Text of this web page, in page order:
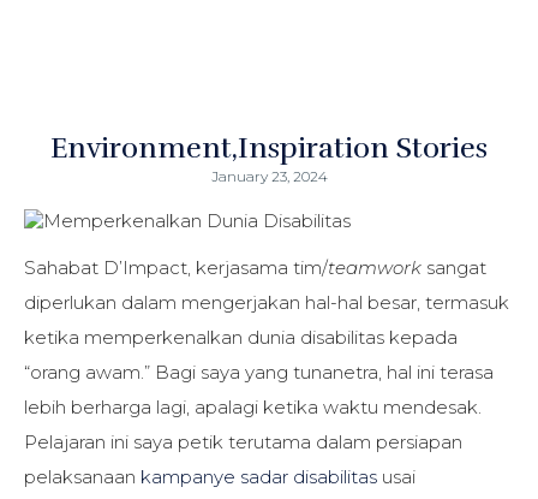
Environment Inspiration Stories
January 23, 2024
Sahabat D’Impact, kerjasama tim/teamwork sangat
diperlukan dalam mengerjakan hal-hal besar, termasuk
ketika memperkenalkan dunia disabilitas kepada
“orang awam.” Bagi saya yang tunanetra, hal ini terasa
lebih berharga lagi, apalagi ketika waktu mendesak.
Pelajaran ini saya petik terutama dalam persiapan
pelaksanaan kampanye sadar disabilitas usai